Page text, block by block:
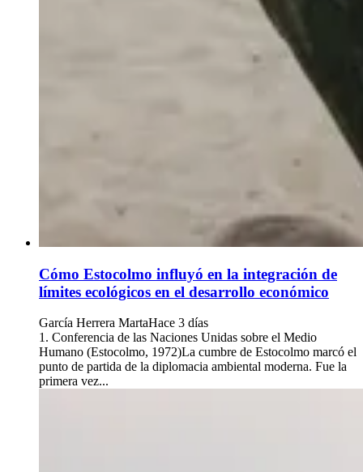
Cómo Estocolmo influyó en la integración de
límites ecológicos en el desarrollo económico
García Herrera MartaHace 3 días
1. Conferencia de las Naciones Unidas sobre el Medio
Humano (Estocolmo, 1972)La cumbre de Estocolmo marcó el
punto de partida de la diplomacia ambiental moderna. Fue la
primera vez...